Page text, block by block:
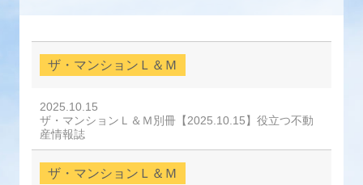
ザ・マンションＬ＆Ｍ
2025.10.15
ザ・マンションＬ＆Ｍ別冊【2025.10.15】役立つ不動
産情報誌
ザ・マンションＬ＆Ｍ